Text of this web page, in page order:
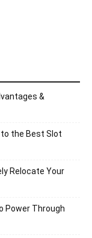
&
to the Best Slot
Relocate Your
Power Through